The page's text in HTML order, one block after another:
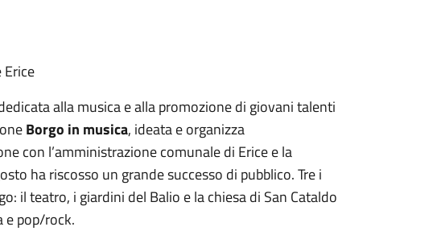
alla musica e alla promozione di giovani talenti
Borgo in musica, ideata e organizza
con l’amministrazione comunale di Erice e la
ha riscosso un grande successo di pubblico. Tre i
il teatro, i giardini del Balio e la chiesa di San Cataldo
e pop/rock.